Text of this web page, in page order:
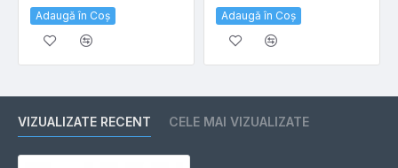
Adaugă în Coş Adaugă în Coş
VIZUALIZATE RECENT CELE MAI VIZUALIZATE